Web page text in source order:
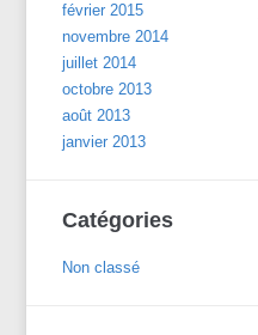
février 2015
novembre 2014
juillet 2014
octobre 2013
août 2013
janvier 2013
Catégories
Non classé